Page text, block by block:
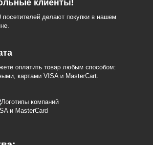
клиенты!
посетителей делают покупки в нашем
оплатить товар любым способом:
картами VISA и MasterCart.